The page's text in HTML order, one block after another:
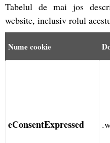
Tabelul de mai jos
website, inclusiv rolul
Nume cookie
eConsentExpressed